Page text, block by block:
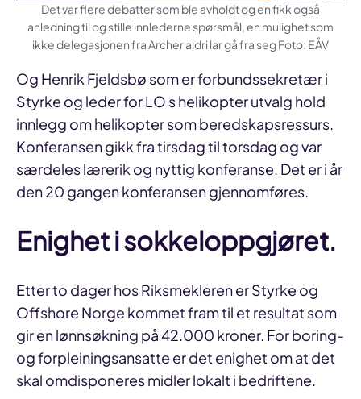
Det var flere debatter som ble avholdt og en fikk også
anledning til og stille innlederne spørsmål, en mulighet som
ikke delegasjonen fra Archer aldri lar gå fra seg Foto: EÅV
Og Henrik Fjeldsbø som er forbundssekretær i
Styrke og leder for LO s helikopter utvalg hold
innlegg om helikopter som beredskapsressurs.
Konferansen gikk fra tirsdag til torsdag og var
særdeles lærerik og nyttig konferanse. Det er i år
den 20 gangen konferansen gjennomføres.
Enighet i sokkeloppgjøret.
Etter to dager hos Riksmekleren er Styrke og
Offshore Norge kommet fram til et resultat som
gir en lønnsøkning på 42.000 kroner. For boring-
og forpleiningsansatte er det enighet om at det
skal omdisponeres midler lokalt i bedriftene.